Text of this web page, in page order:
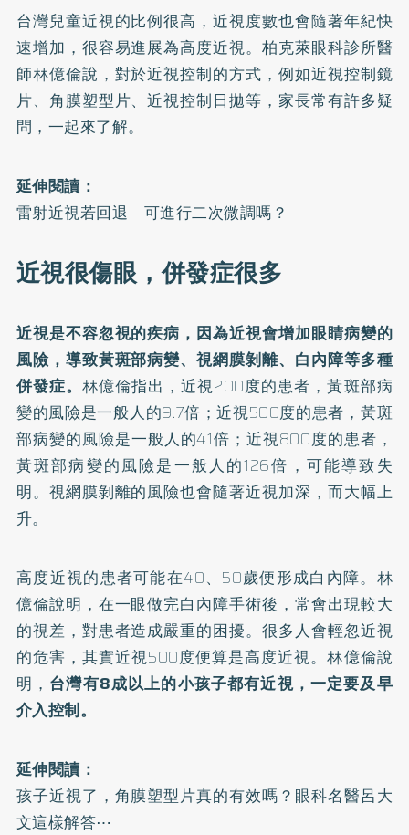
台灣兒童近視的比例很高，近視度數也會隨著年紀快
速增加，很容易進展為高度近視。柏克萊眼科診所醫
師林億倫說，對於近視控制的方式，例如近視控制鏡
片、角膜塑型片、近視控制日拋等，家長常有許多疑
問，一起來了解。
延伸閱讀：
雷射近視若回退 可進行二次微調嗎？
近視很傷眼，併發症很多
近視是不容忽視的疾病，因為近視會增加眼睛病變的
風險，導致黃斑部病變、視網膜剝離、白內障等多種
併發症。林億倫指出，近視200度的患者，黃斑部病
變的風險是一般人的9.7倍；近視500度的患者，黃斑
部病變的風險是一般人的41倍；近視800度的患者，
黃斑部病變的風險是一般人的126倍，可能導致失
明。視網膜剝離的風險也會隨著近視加深，而大幅上
升。
高度近視的患者可能在40、50歲便形成白內障。林
億倫說明，在一眼做完白內障手術後，常會出現較大
的視差，對患者造成嚴重的困擾。很多人會輕忽近視
的危害，其實近視500度便算是高度近視。林億倫說
明， 台灣有8成以上的小孩子都有近視，一定要及早
介入控制。
延伸閱讀：
孩子近視了，角膜塑型片真的有效嗎？眼科名醫呂大
文這樣解答⋯